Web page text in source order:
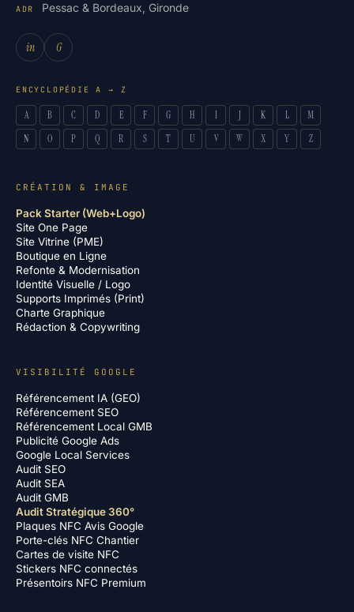
ADR Pessac & Bordeaux, Gironde
in G
ENCYCLOPÉDIE A → Z
A B C D E F G H I J K L
M
N
O P Q R S T U V W X Y Z
CRÉATION & IMAGE
Pack Starter (Web+Logo)
Site One Page
Site Vitrine (PME)
Boutique en Ligne
Refonte & Modernisation
Identité Visuelle / Logo
Supports Imprimés (Print)
Charte Graphique
Rédaction & Copywriting
VISIBILITÉ GOOGLE
Référencement IA (GEO)
Référencement SEO
Référencement Local GMB
Publicité Google Ads
Google Local Services
Audit SEO
Audit SEA
Audit GMB
Audit Stratégique 360°
Plaques NFC Avis Google
Porte-clés NFC Chantier
Cartes de visite NFC
Stickers NFC connectés
Présentoirs NFC Premium